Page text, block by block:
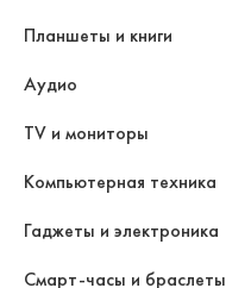
Планшеты и книги
Аудио
TV и мониторы
Компьютерная техника
Гаджеты и электроника
Смарт-часы и браслеты